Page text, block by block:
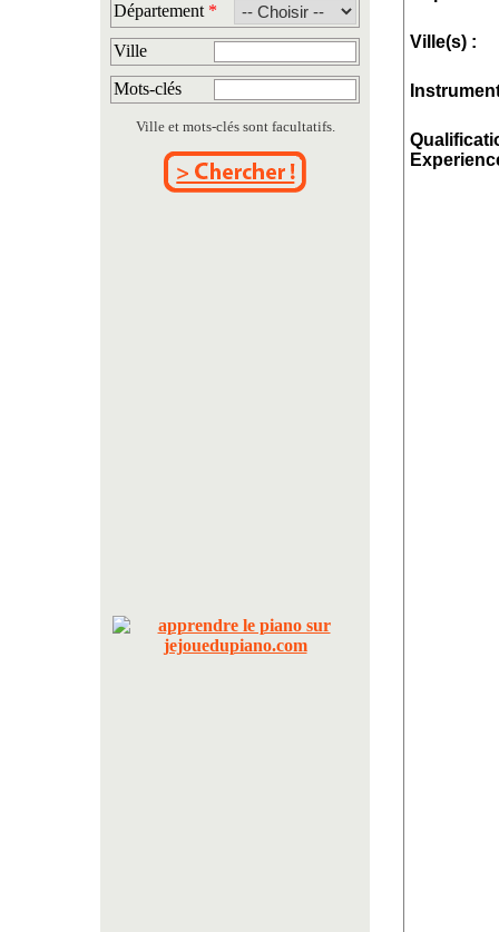
Département *
Ville
Mots-clés
Ville et mots-clés sont facultatifs.
Ville(s) :